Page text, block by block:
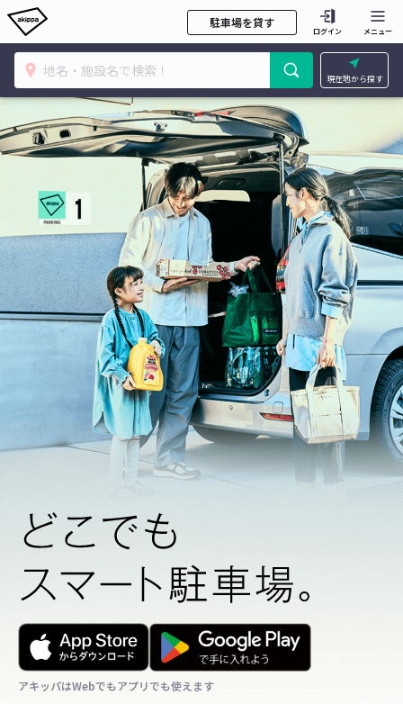
駐車場を貸す
ログイン メニュー
現在地から探す
アキッパはWebでもアプリでも使えます
アキッパはWebでもアプリでも使えます
アキッパはWebでもアプリでも使えます